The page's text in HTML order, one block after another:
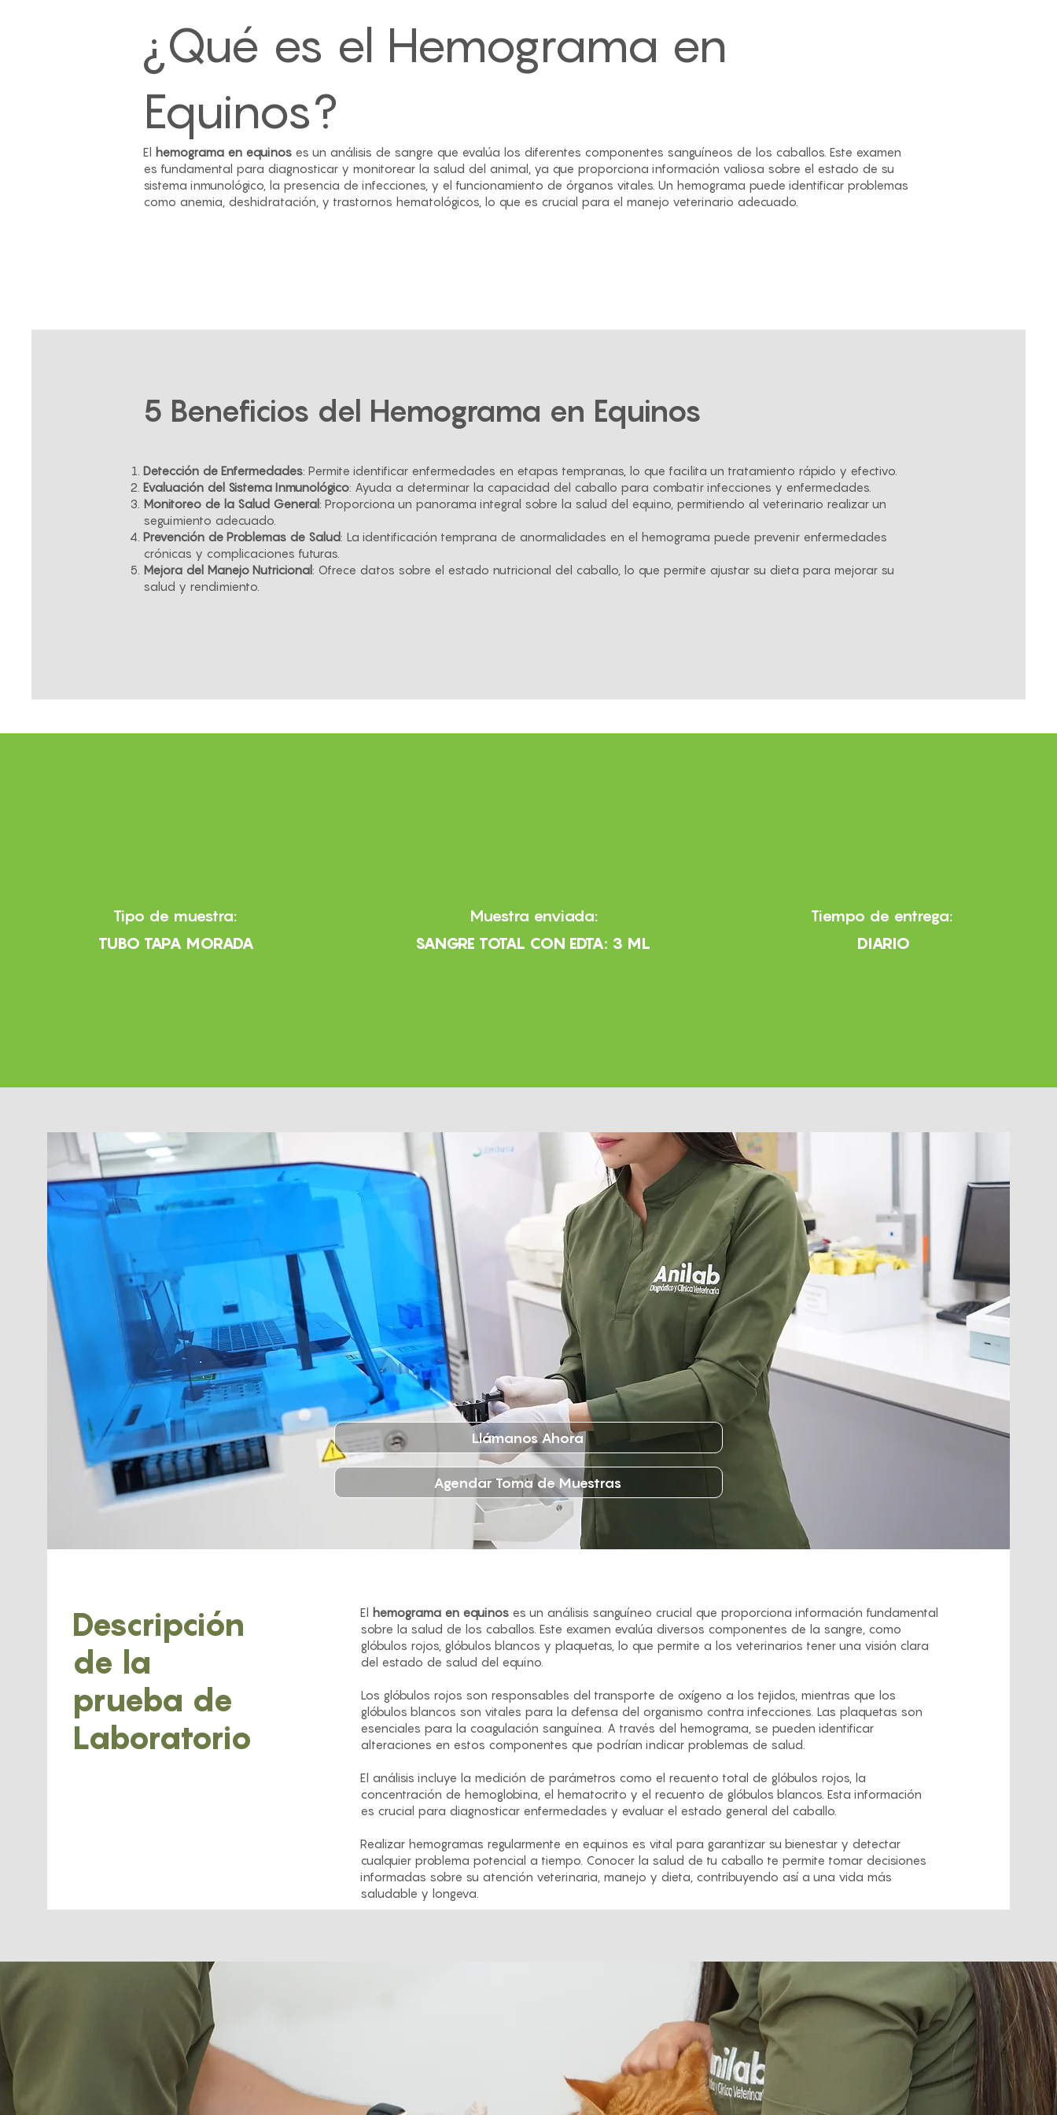
¿Qué es el Hemograma en
Equinos?
El hemograma en equinos es un análisis de sangre que evalúa los diferentes componentes sanguíneos de los caballos. Este examen
es fundamental para diagnosticar y monitorear la salud del animal, ya que proporciona información valiosa sobre el estado de su
sistema inmunológico, la presencia de infecciones, y el funcionamiento de órganos vitales. Un hemograma puede identificar problemas
como anemia, deshidratación, y trastornos hematológicos, lo que es crucial para el manejo veterinario adecuado.
5 Beneficios del Hemograma en Equinos
Detección de Enfermedades: Permite identificar enfermedades en etapas tempranas, lo que facilita un tratamiento rápido y efectivo.
Evaluación del Sistema Inmunológico: Ayuda a determinar la capacidad del caballo para combatir infecciones y enfermedades.
Monitoreo de la Salud General: Proporciona un panorama integral sobre la salud del equino, permitiendo al veterinario realizar un
seguimiento adecuado.
Prevención de Problemas de Salud: La identificación temprana de anormalidades en el hemograma puede prevenir enfermedades
crónicas y complicaciones futuras.
Mejora del Manejo Nutricional: Ofrece datos sobre el estado nutricional del caballo, lo que permite ajustar su dieta para mejorar su
salud y rendimiento.
Tipo de muestra:
TUBO TAPA MORADA
Muestra enviada:
SANGRE TOTAL CON EDTA: 3 ML
Tiempo de entrega:
DIARIO
Llámanos Ahora
Agendar Toma de Muestras
Descripción
de la
prueba de
Laboratorio
El hemograma en equinoses un análisis sanguíneo crucial que proporciona información fundamental
sobre la salud de los caballos. Este examen evalúa diversos componentes de la sangre, como
glóbulos rojos, glóbulos blancos y plaquetas, lo que permite a los veterinarios tener una visión clara
del estado de salud del equino.
Los glóbulos rojos son responsables del transporte de oxígeno a los tejidos, mientras que los
glóbulos blancos son vitales para la defensa del organismo contra infecciones. Las plaquetas son
esenciales para la coagulación sanguínea. A través del hemograma, se pueden identificar
alteraciones en estos componentes que podrían indicar problemas de salud.
El análisis incluye la medición de parámetros como el recuento total de glóbulos rojos, la
concentración de hemoglobina, el hematocrito y el recuento de glóbulos blancos. Esta información
es crucial para diagnosticar enfermedades y evaluar el estado general del caballo.
Realizar hemogramas regularmente en equinos es vital para garantizar su bienestar y detectar
cualquier problema potencial a tiempo. Conocer la salud de tu caballo te permite tomar decisiones
informadas sobre su atención veterinaria, manejo y dieta, contribuyendo así a una vida más
saludable y longeva.